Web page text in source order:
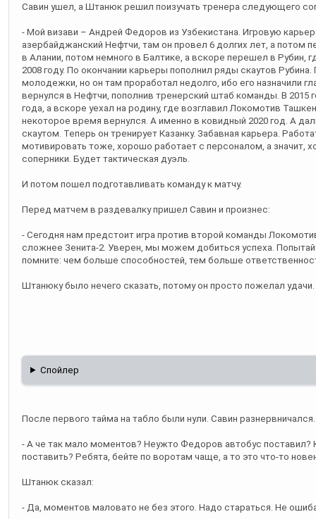
Савин ушел, а Штанюк решил поизучать тренера следующего
- Мой визави – Андрей Федоров из Узбекистана. Игровую
азербайджанский Нефтчи, там он провел 6 долгих лет, а потом
в Алании, потом немного в Балтике, а вскоре перешел в Рубин,
2008 году. По окончании карьеры пополнил ряды скаутов
молодежки, но он там проработал недолго, ибо его назначили
вернулся в Нефтчи, пополнив тренерский штаб команды. В 2015
года, а вскоре уехал на родину, где возглавил Локомотив
некоторое время вернулся. А именно в ковидный 2020 год. А
скаутом. Теперь он тренирует Казанку. Забавная карьера.
мотивировать тоже, хорошо работает с персоналом, а значит,
соперники. Будет тактическая дуэль.
И потом пошел подготавливать команду к матчу.
Перед матчем в раздевалку пришел Савин и произнес:
- Сегодня нам предстоит игра против второй команды
сложнее Зенита-2. Уверен, мы можем добиться успеха.
помните: чем больше способностей, тем больше
Штанюку было нечего сказать, потому он просто пожелал
Спойлер
После первого тайма на табло были нули. Савин разнервничался.
- А че так мало моментов? Неужто Федоров автобус поставил?
поставить? Ребята, бейте по воротам чаще, а то это что-то
Штанюк сказал:
- Да, моментов маловато не без этого. Надо стараться. Не